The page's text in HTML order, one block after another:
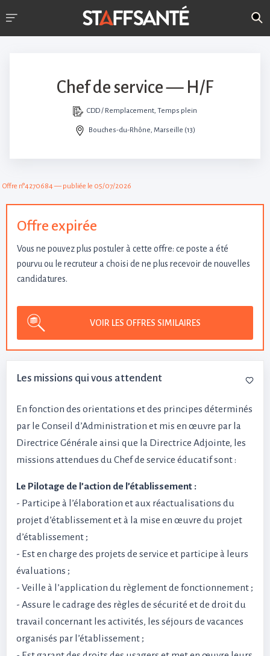
Chef de service — H/F
CDD / Remplacement, Temps plein
Bouches-du-Rhône, Marseille (13)
Offre n°4270684 — publiée le 05/07/2026
Offre expirée
Vous ne pouvez plus postuler à cette offre: ce poste a été
pourvu ou le recruteur a choisi de ne plus recevoir de nouvelles
candidatures.
VOIR LES OFFRES SIMILAIRES
Les missions qui vous attendent
En fonction des orientations et des principes déterminés
par le Conseil d’Administration et mis en œuvre par la
Directrice Générale ainsi que la Directrice Adjointe, les
missions attendues du Chef de service éducatif sont :
Le Pilotage de l’action de l’établissement :
- Participe à l’élaboration et aux réactualisations du
projet d’établissement et à la mise en œuvre du projet
d’établissement ;
- Est en charge des projets de service et participe à leurs
évaluations ;
- Veille à l’application du règlement de fonctionnement ;
- Assure le cadrage des règles de sécurité et de droit du
travail concernant les activités, les séjours de vacances
organisés par l’établissement ;